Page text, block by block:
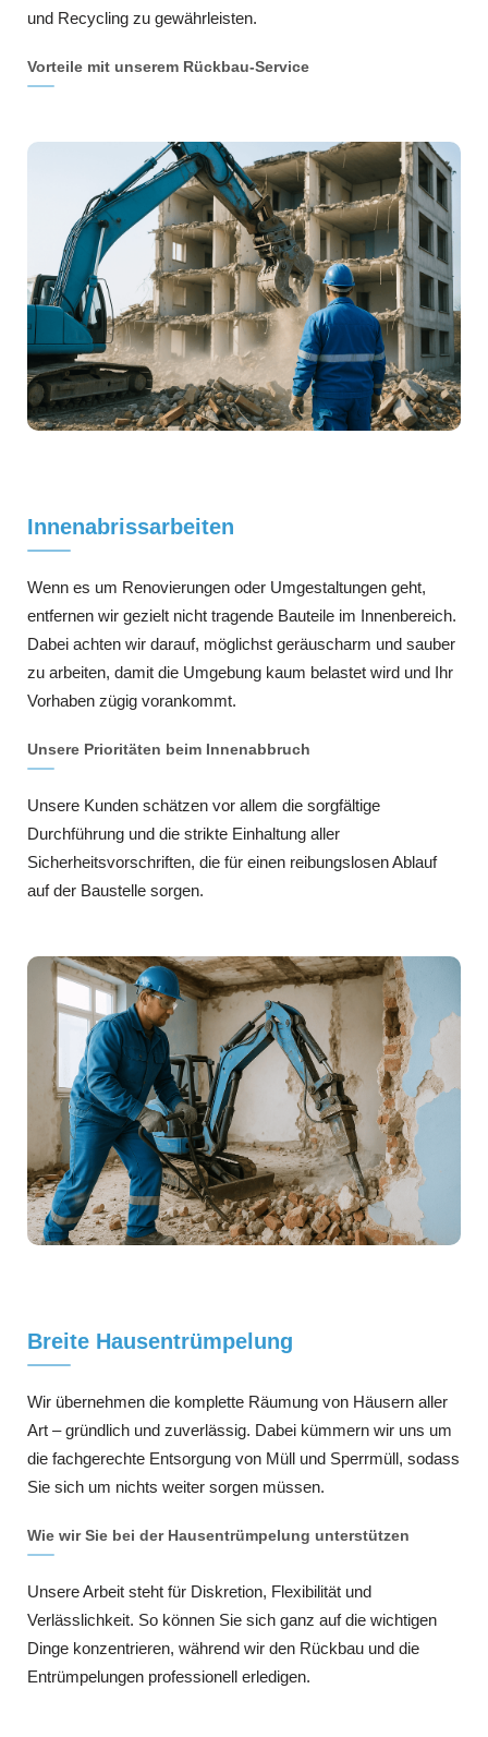
und Recycling zu gewährleisten.
Vorteile mit unserem Rückbau-Service
Innenabrissarbeiten
Wenn es um Renovierungen oder Umgestaltungen geht,
entfernen wir gezielt nicht tragende Bauteile im Innenbereich.
Dabei achten wir darauf, möglichst geräuscharm und sauber
zu arbeiten, damit die Umgebung kaum belastet wird und Ihr
Vorhaben zügig vorankommt.
Unsere Prioritäten beim Innenabbruch
Unsere Kunden schätzen vor allem die sorgfältige
Durchführung und die strikte Einhaltung aller
Sicherheitsvorschriften, die für einen reibungslosen Ablauf
auf der Baustelle sorgen.
Breite Hausentrümpelung
Wir übernehmen die komplette Räumung von Häusern aller
Art – gründlich und zuverlässig. Dabei kümmern wir uns um
die fachgerechte Entsorgung von Müll und Sperrmüll, sodass
Sie sich um nichts weiter sorgen müssen.
Wie wir Sie bei der Hausentrümpelung unterstützen
Unsere Arbeit steht für Diskretion, Flexibilität und
Verlässlichkeit. So können Sie sich ganz auf die wichtigen
Dinge konzentrieren, während wir den Rückbau und die
Entrümpelungen professionell erledigen.